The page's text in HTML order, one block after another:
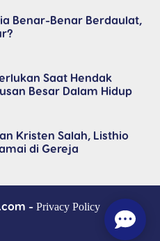
Benar-Benar Berdaulat,
Saat Hendak
Besar Dalam Hidup
Kristen Salah, Listhio
di Gereja
- Privacy Policy